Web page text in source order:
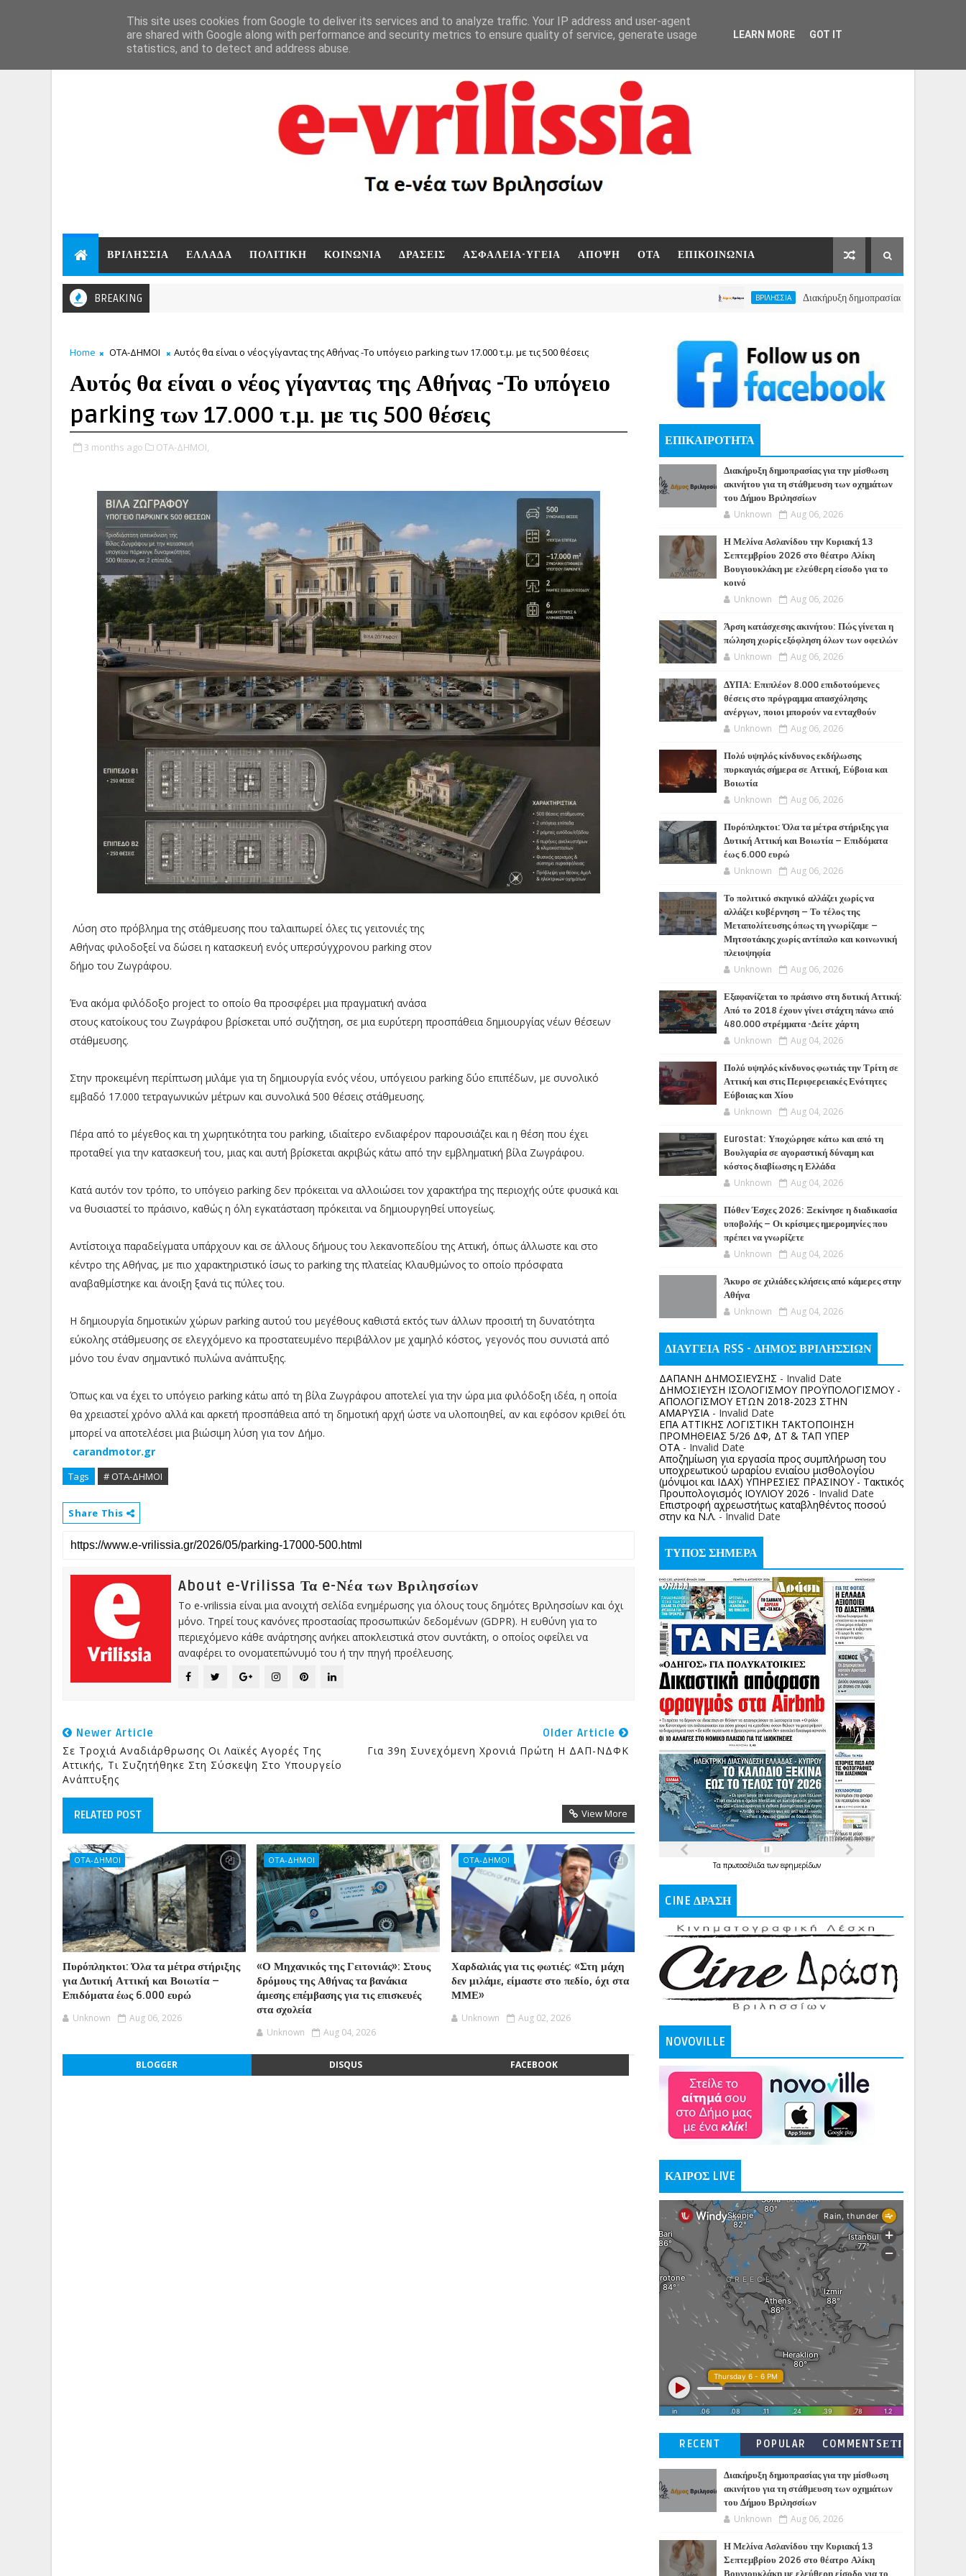
ΒΡΙΛΗΣΣΙΑ ΕΛΛΑΔΑ ΠΟΛΙΤΙΚΗ ΚΟΙΝΩΝΙΑ ΔΡΑΣΕΙΣ ΑΣΦΑΛΕΙΑ-ΥΓΕΙΑ ΑΠΟΨΗ ΟΤΑ ΕΠΙΚΟΙΝΩΝΙΑ
BREAKING ΒΡΙΛΗΣΣΙΑ Διακήρυξη δημοπρασίας για την μίσθωση
Home ΟΤΑ-ΔΗΜΟΙ Αυτός θα είναι ο νέος γίγαντας της Αθήνας -Το υπόγειο parking των 17.000 τ.μ. με τις 500 θέσεις
Αυτός θα είναι ο νέος γίγαντας της Αθήνας -Το υπόγειο
parking των 17.000 τ.μ. με τις 500 θέσεις
3 months ago ΟΤΑ-ΔΗΜΟΙ,
Λύση στο πρόβλημα της στάθμευσης που ταλαιπωρεί όλες τις γειτονιές της
Αθήνας φιλοδοξεί να δώσει η κατασκευή ενός υπερσύγχρονου parking στον
δήμο του Ζωγράφου.
Ένα ακόμα φιλόδοξο project το οποίο θα προσφέρει μια πραγματική ανάσα
στους κατοίκους του Ζωγράφου βρίσκεται υπό συζήτηση, σε μια ευρύτερη προσπάθεια δημιουργίας νέων θέσεων
στάθμευσης.
Στην προκειμένη περίπτωση μιλάμε για τη δημιουργία ενός νέου, υπόγειου parking δύο επιπέδων, με συνολικό
εμβαδό 17.000 τετραγωνικών μέτρων και συνολικά 500 θέσεις στάθμευσης.
Πέρα από το μέγεθος και τη χωρητικότητα του parking, ιδιαίτερο ενδιαφέρον παρουσιάζει και η θέση που έχει
προταθεί για την κατασκευή του, μιας και αυτή βρίσκεται ακριβώς κάτω από την εμβληματική βίλα Ζωγράφου.
Κατά αυτόν τον τρόπο, το υπόγειο parking δεν πρόκειται να αλλοιώσει τον χαρακτήρα της περιοχής ούτε φυσικά και
να θυσιαστεί το πράσινο, καθώς η όλη εγκατάσταση πρόκειται να δημιουργηθεί υπογείως.
Αντίστοιχα παραδείγματα υπάρχουν και σε άλλους δήμους του λεκανοπεδίου της Αττική, όπως άλλωστε και στο
κέντρο της Αθήνας, με πιο χαρακτηριστικό ίσως το parking της πλατείας Κλαυθμώνος το οποίο πρόσφατα
αναβαθμίστηκε και άνοιξη ξανά τις πύλες του.
Η δημιουργία δημοτικών χώρων parking αυτού του μεγέθους καθιστά εκτός των άλλων προσιτή τη δυνατότητα
εύκολης στάθμευσης σε ελεγχόμενο κα προστατευμένο περιβάλλον με χαμηλό κόστος, γεγονός που συνιστά από
μόνο του έναν σημαντικό πυλώνα ανάπτυξης.
Όπως και να έχει το υπόγειο parking κάτω από τη βίλα Ζωγράφου αποτελεί για την ώρα μια φιλόδοξη ιδέα, η οποία
θα χρειαστεί χρόνο αλλά και αρκετή προσπάθεια από τη δημοτική αρχή ώστε να υλοποιηθεί, αν και εφόσον κριθεί ότι
μπορεί να αποτελέσει μια βιώσιμη λύση για τον Δήμο.
carandmotor.gr
Tags # ΟΤΑ-ΔΗΜΟΙ
Share This
About e-Vrilissa Τα e-Νέα των Βριλησσίων
Το e-vrilissia είναι μια ανοιχτή σελίδα ενημέρωσης για όλους τους δημότες Βριλησσίων και όχι
μόνο. Τηρεί τους κανόνες προστασίας προσωπικών δεδομένων (GDPR). Η ευθύνη για το
περιεχόμενο κάθε ανάρτησης ανήκει αποκλειστικά στον συντάκτη, ο οποίος οφείλει να
αναφέρει το ονοματεπώνυμό του ή την πηγή προέλευσης.
Newer Article
Σε Τροχιά Αναδιάρθρωσης Οι Λαϊκές Αγορές Της
Αττικής, Τι Συζητήθηκε Στη Σύσκεψη Στο Υπουργείο
Ανάπτυξης
Older Article
Για 39η Συνεχόμενη Χρονιά Πρώτη Η ΔΑΠ-ΝΔΦΚ
RELATED POST View More
ΟΤΑ-ΔΗΜΟΙ
Πυρόπληκτοι: Όλα τα μέτρα στήριξης
για Δυτική Αττική και Βοιωτία –
Επιδόματα έως 6.000 ευρώ
Unknown Aug 06, 2026
ΟΤΑ-ΔΗΜΟΙ
«Ο Μηχανικός της Γειτονιάς»: Στους
δρόμους της Αθήνας τα βανάκια
άμεσης επέμβασης για τις επισκευές
στα σχολεία
Unknown Aug 04, 2026
ΟΤΑ-ΔΗΜΟΙ
Χαρδαλιάς για τις φωτιές: «Στη μάχη
δεν μιλάμε, είμαστε στο πεδίο, όχι στα
ΜΜΕ»
Unknown Aug 02, 2026
BLOGGER DISQUS FACEBOOK
ΕΠΙΚΑΙΡΟΤΗΤΑ
Διακήρυξη δημοπρασίας για την μίσθωση
ακινήτου για τη στάθμευση των οχημάτων
του Δήμου Βριλησσίων
Unknown Aug 06, 2026
Η Μελίνα Ασλανίδου την Kυριακή 13
Σεπτεμβρίου 2026 στο θέατρο Αλίκη
Βουγιουκλάκη με ελεύθερη είσοδο για το
κοινό
Unknown Aug 06, 2026
Άρση κατάσχεσης ακινήτου: Πώς γίνεται η
πώληση χωρίς εξόφληση όλων των οφειλών
Unknown Aug 06, 2026
ΔΥΠΑ: Επιπλέον 8.000 επιδοτούμενες
θέσεις στο πρόγραμμα απασχόλησης
ανέργων, ποιοι μπορούν να ενταχθούν
Unknown Aug 06, 2026
Πολύ υψηλός κίνδυνος εκδήλωσης
πυρκαγιάς σήμερα σε Αττική, Εύβοια και
Βοιωτία
Unknown Aug 06, 2026
Πυρόπληκτοι: Όλα τα μέτρα στήριξης για
Δυτική Αττική και Βοιωτία – Επιδόματα
έως 6.000 ευρώ
Unknown Aug 06, 2026
Το πολιτικό σκηνικό αλλάζει χωρίς να
αλλάζει κυβέρνηση – Το τέλος της
Μεταπολίτευσης όπως τη γνωρίζαμε –
Μητσοτάκης χωρίς αντίπαλο και κοινωνική
πλειοψηφία
Unknown Aug 06, 2026
Εξαφανίζεται το πράσινο στη δυτική Αττική:
Από το 2018 έχουν γίνει στάχτη πάνω από
480.000 στρέμματα -Δείτε χάρτη
Unknown Aug 04, 2026
Πολύ υψηλός κίνδυνος φωτιάς την Τρίτη σε
Αττική και στις Περιφερειακές Ενότητες
Εύβοιας και Χίου
Unknown Aug 04, 2026
Eurostat: Υποχώρησε κάτω και από τη
Βουλγαρία σε αγοραστική δύναμη και
κόστος διαβίωσης η Ελλάδα
Unknown Aug 04, 2026
Πόθεν Έσχες 2026: Ξεκίνησε η διαδικασία
υποβολής – Οι κρίσιμες ημερομηνίες που
πρέπει να γνωρίζετε
Unknown Aug 04, 2026
Άκυρο σε χιλιάδες κλήσεις από κάμερες στην
Αθήνα
Unknown Aug 04, 2026
ΔΙΑΥΓΕΙΑ RSS - ΔΗΜΟΣ ΒΡΙΛΗΣΣΙΩΝ
ΔΑΠΑΝΗ ΔΗΜΟΣΙΕΥΣΗΣ - Invalid Date
ΔΗΜΟΣΙΕΥΣΗ ΙΣΟΛΟΓΙΣΜΟΥ ΠΡΟΫΠΟΛΟΓΙΣΜΟΥ -
ΑΠΟΛΟΓΙΣΜΟΥ ΕΤΩΝ 2018-2023 ΣΤΗΝ
ΑΜΑΡΥΣΙΑ - Invalid Date
ΕΠΑ ΑΤΤΙΚΗΣ ΛΟΓΙΣΤΙΚΗ ΤΑΚΤΟΠΟΙΗΣΗ
ΠΡΟΜΗΘΕΙΑΣ 5/26 ΔΦ, ΔΤ & ΤΑΠ ΥΠΕΡ
ΟΤΑ - Invalid Date
Αποζημίωση για εργασία προς συμπλήρωση του
υποχρεωτικού ωραρίου ενιαίου μισθολογίου
(μόνιμοι και ΙΔΑΧ) ΥΠΗΡΕΣΙΕΣ ΠΡΑΣΙΝΟΥ - Τακτικός
Προυπολογισμός ΙΟΥΛΙΟΥ 2026 - Invalid Date
Επιστροφή αχρεωστήτως καταβληθέντος ποσoύ
στην κα Ν.Λ. - Invalid Date
ΤΥΠΟΣ ΣΗΜΕΡΑ
Τα πρωτοσέλιδατων εφημερίδων
CINE ΔΡΑΣΗ
NOVOVILLE
ΚΑΙΡΟΣ LIVE
RECENT POPULAR
COMMENTSΕΤΙ
Διακήρυξη δημοπρασίας για την μίσθωση
ακινήτου για τη στάθμευση των οχημάτων
του Δήμου Βριλησσίων
Unknown Aug 06, 2026
Η Μελίνα Ασλανίδου την Kυριακή 13
Σεπτεμβρίου 2026 στο θέατρο Αλίκη
This site uses cookies from Google to deliver its services and to analyze traffic. Your IP address and user-agent
are shared with Google along with performance and security metrics to ensure quality of service, generate usage
statistics, and to detect and address abuse.
LEARN MORE GOT IT